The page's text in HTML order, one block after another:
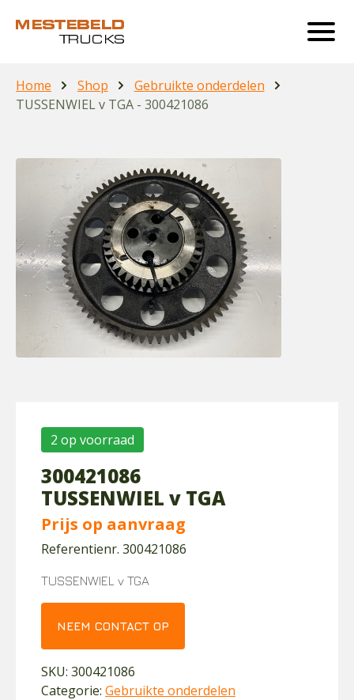
Home Shop
Gebruikte onderdelen
TUSSENWIEL v TGA - 300421086
2 op voorraad
300421086
TUSSENWIEL v TGA
Prijs op aanvraag
Referentienr. 300421086
TUSSENWIEL v TGA
NEEM CONTACT OP
SKU: 300421086
Categorie: Gebruikte onderdelen